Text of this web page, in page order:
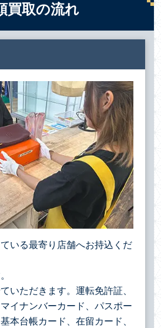
買取の流れ
いる最寄り店舗へお持込くだ
いただきます。運転免許証、
イナンバーカード、パスポー
本台帳カード、在留カード、